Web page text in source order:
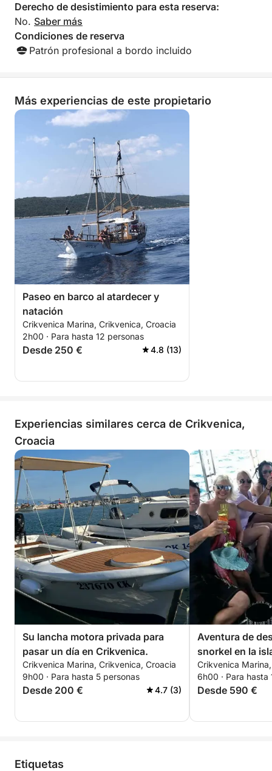
Derecho de desistimiento para esta reserva:
No. Saber más
Condiciones de reserva
Patrón profesional a bordo incluido
Más experiencias de este propietario
Paseo en barco al atardecer y
natación
Crikvenica Marina, Crikvenica, Croacia
2h00 · Para hasta 12 personas
Desde 250 € 4.8 (13)
Experiencias similares cerca de Crikvenica,
Croacia
Su lancha motora privada para
pasar un día en Crikvenica.
Crikvenica Marina, Crikvenica, Croacia
9h00 · Para hasta 5 personas
Desde 200 € 4.7 (3)
Aventura de
snorkel en la
Crikvenica
6h00 · Para hasta
Desde 590 €
Etiquetas